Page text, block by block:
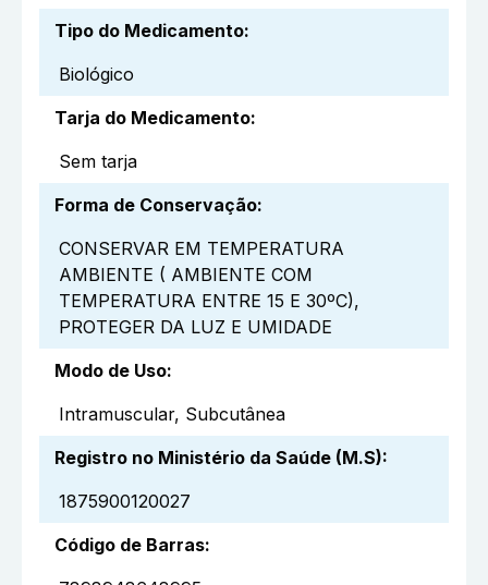
Tipo do Medicamento:
Biológico
Tarja do Medicamento:
Sem tarja
Forma de Conservação:
CONSERVAR EM TEMPERATURA
AMBIENTE ( AMBIENTE COM
TEMPERATURA ENTRE 15 E 30ºC),
PROTEGER DA LUZ E UMIDADE
Modo de Uso:
Intramuscular, Subcutânea
Registro no Ministério da Saúde (M.S):
1875900120027
Código de Barras: